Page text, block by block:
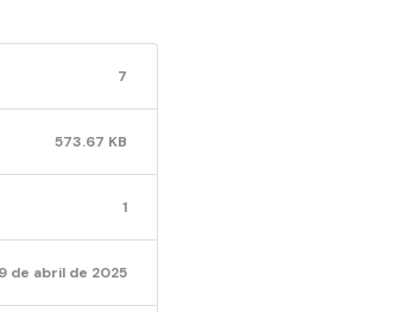
7
573.67 KB
1
de abril de 2025